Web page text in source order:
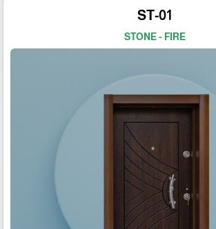
ST-01
STONE - FIRE